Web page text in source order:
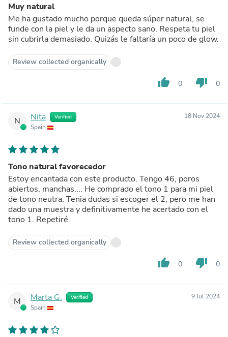
Muy natural
Me ha gustado mucho porque queda súper natural, se
funde con la piel y le da un aspecto sano. Respeta tu piel
sin cubrirla demasiado. Quizás le faltaría un poco de glow.
Review collected organically
thumb_up 0 thumb_down 0
N Nita Verified
Spain
18 Nov 2024
Tono natural favorecedor
Estoy encantada con este producto. Tengo 46, poros
abiertos, manchas.... He comprado el tono 1 para mi piel
de tono neutra. Tenia dudas si escoger el 2, pero me han
dado una muestra y definitivamente he acertado con el
tono 1. Repetiré.
Review collected organically
thumb_up 0 thumb_down 0
M Marta G. Verified
Spain
9 Jul 2024